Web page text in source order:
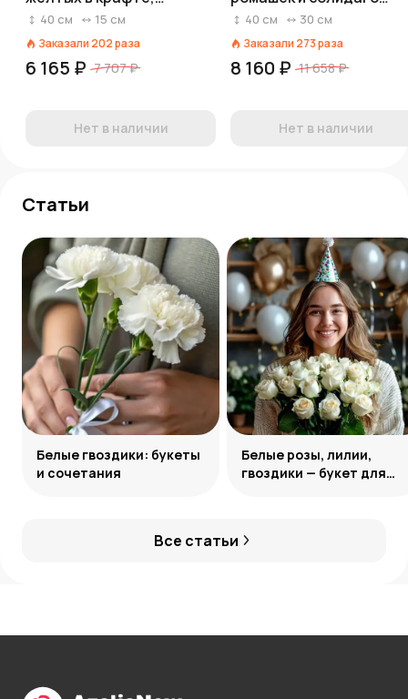
Диантус, Голландия
40 см 15 см
Заказали 202раза
6 165 ₽ 7 707 ₽
Нет в наличии
«Сиреневая радость»
40 см 30 см
Заказали 273раза
8 160 ₽ 11 658 ₽
Нет в наличии
Статьи
Все статьи
Белые гвоздики: букеты
и сочетания
Белые розы, лилии,
гвоздики — букет для